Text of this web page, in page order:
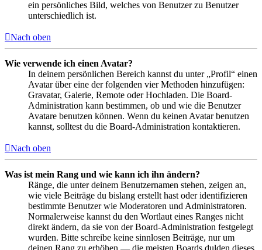
ein persönliches Bild, welches von Benutzer zu Benutzer
unterschiedlich ist.
Nach oben
Wie verwende ich einen Avatar?
In deinem persönlichen Bereich kannst du unter „Profil“ einen
Avatar über eine der folgenden vier Methoden hinzufügen:
Gravatar, Galerie, Remote oder Hochladen. Die Board-
Administration kann bestimmen, ob und wie die Benutzer
Avatare benutzen können. Wenn du keinen Avatar benutzen
kannst, solltest du die Board-Administration kontaktieren.
Nach oben
Was ist mein Rang und wie kann ich ihn ändern?
Ränge, die unter deinem Benutzernamen stehen, zeigen an,
wie viele Beiträge du bislang erstellt hast oder identifizieren
bestimmte Benutzer wie Moderatoren und Administratoren.
Normalerweise kannst du den Wortlaut eines Ranges nicht
direkt ändern, da sie von der Board-Administration festgelegt
wurden. Bitte schreibe keine sinnlosen Beiträge, nur um